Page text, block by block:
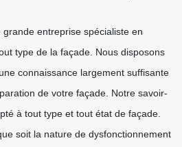
entreprise spécialiste en
type de la façade. Nous disposons
connaissance largement suffisante
de votre façade. Notre savoir-
à tout type et tout état de façade.
soit la nature de dysfonctionnement